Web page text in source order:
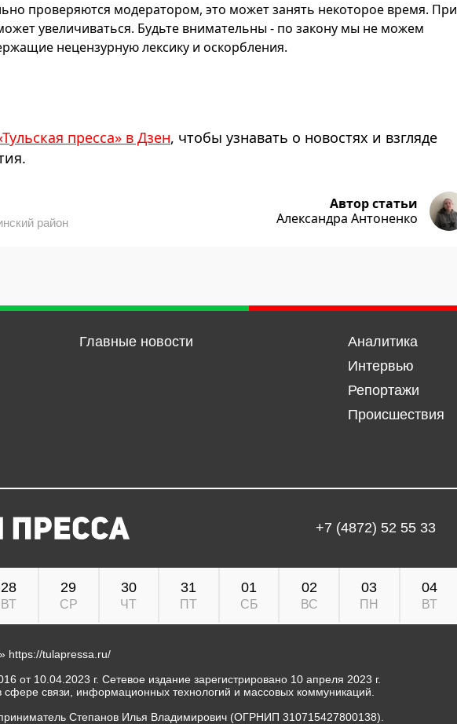
проверяются модератором, это может занять некоторое время. При
увеличиваться. Будьте внимательны - по закону мы не можем
нецензурную лексику и оскорбления.
пресса» в Дзен, чтобы узнавать о новостях и взгляде
район
Автор статьи
Александра Антоненко
Главные новости
Аналитика
Интервью
Репортажи
Происшествия
+7 (4872) 52 55 33
28
ВТ
29
СР
30
ЧТ
31
ПТ
01
СБ
02
ВС
03
ПН
04
ВТ
https://tulapressa.ru/
от 10.04.2023 г. Сетевое издание зарегистрировано 10 апреля 2023 г.
связи, информационных технологий и массовых коммуникаций.
Степанов Илья Владимирович (ОГРНИП 310715427800138).